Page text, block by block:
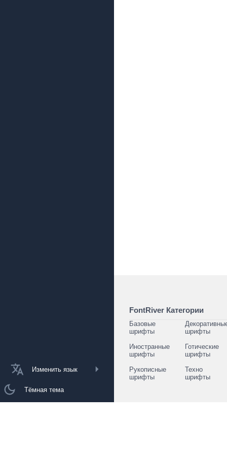
Изменить язык
Тёмная тема
FontRiver Категории
Базовые
шрифты
шрифты
Иностранные
шрифты
Готические
шрифты
Рукописные
шрифты
Техно
шрифты